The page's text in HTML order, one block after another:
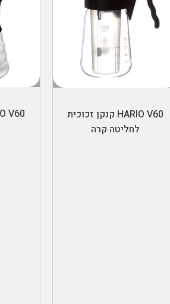
HARIO V60 קנקן זכוכית
לחליטה קרה